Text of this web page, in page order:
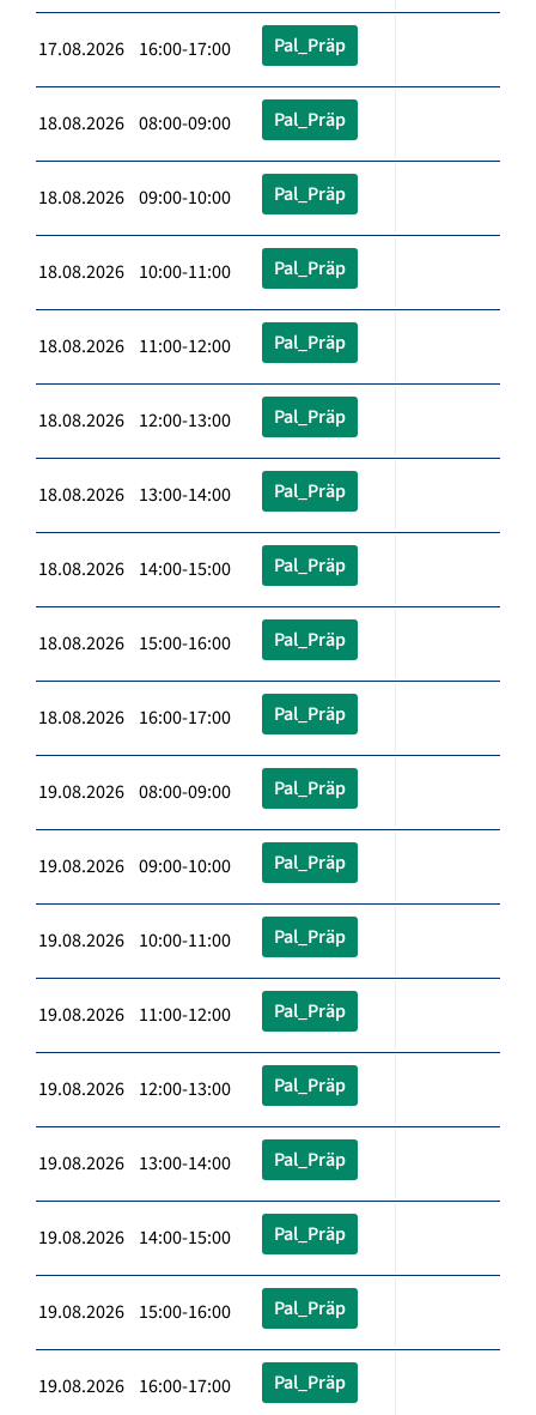
17.08.2026 16:00-17:00 Pal_Präp
18.08.2026 08:00-09:00 Pal_Präp
18.08.2026 09:00-10:00 Pal_Präp
18.08.2026 10:00-11:00 Pal_Präp
18.08.2026 11:00-12:00 Pal_Präp
18.08.2026 12:00-13:00 Pal_Präp
18.08.2026 13:00-14:00 Pal_Präp
18.08.2026 14:00-15:00 Pal_Präp
18.08.2026 15:00-16:00 Pal_Präp
18.08.2026 16:00-17:00 Pal_Präp
19.08.2026 08:00-09:00 Pal_Präp
19.08.2026 09:00-10:00 Pal_Präp
19.08.2026 10:00-11:00 Pal_Präp
19.08.2026 11:00-12:00 Pal_Präp
19.08.2026 12:00-13:00 Pal_Präp
19.08.2026 13:00-14:00 Pal_Präp
19.08.2026 14:00-15:00 Pal_Präp
19.08.2026 15:00-16:00 Pal_Präp
19.08.2026 16:00-17:00 Pal_Präp